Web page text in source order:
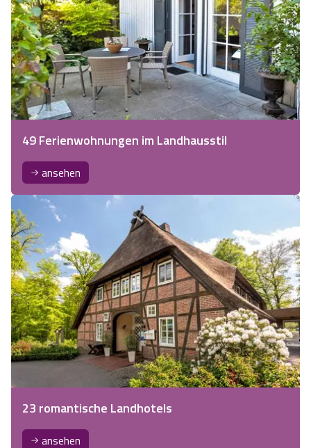
49 Ferienwohnungen im Landhausstil
ansehen
23 romantische Landhotels
ansehen